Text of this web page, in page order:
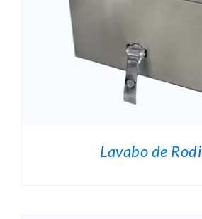
Lavabo de